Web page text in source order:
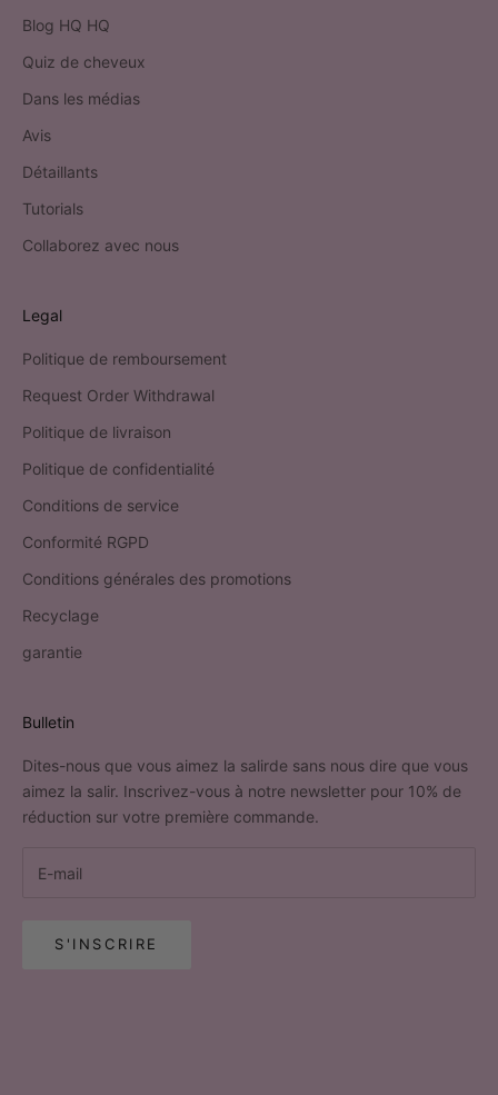
Blog HQ HQ
Quiz de cheveux
Dans les médias
Avis
Détaillants
Tutorials
Collaborez avec nous
Legal
Politique de remboursement
Request Order Withdrawal
Politique de livraison
Politique de confidentialité
Conditions de service
Conformité RGPD
Conditions générales des promotions
Recyclage
garantie
Bulletin
Dites-nous que vous aimez la salirde sans nous dire que vous
aimez la salir. Inscrivez-vous à notre newsletter pour 10% de
réduction sur votre première commande.
S'INSCRIRE